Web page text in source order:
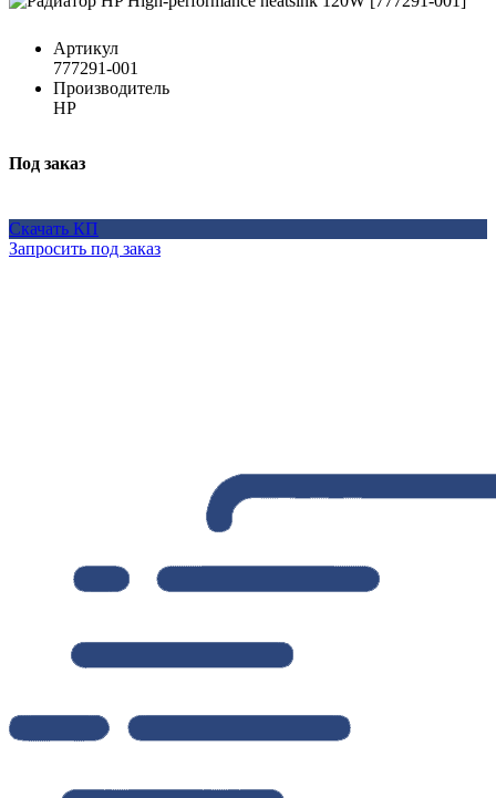
Артикул
777291-001
Производитель
HP
Под заказ
Скачать КП
Запросить под заказ